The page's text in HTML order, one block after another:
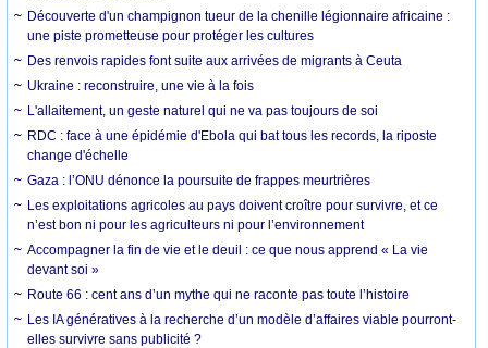
Découverte d'un champignon tueur de la chenille légionnaire africaine :
une piste prometteuse pour protéger les cultures
Des renvois rapides font suite aux arrivées de migrants à Ceuta
Ukraine : reconstruire, une vie à la fois
L'allaitement, un geste naturel qui ne va pas toujours de soi
RDC : face à une épidémie d'Ebola qui bat tous les records, la riposte
change d'échelle
Gaza : l’ONU dénonce la poursuite de frappes meurtrières
Les exploitations agricoles au pays doivent croître pour survivre, et ce
n’est bon ni pour les agriculteurs ni pour l’environnement
Accompagner la fin de vie et le deuil : ce que nous apprend « La vie
devant soi »
Route 66 : cent ans d’un mythe qui ne raconte pas toute l’histoire
Les IA génératives à la recherche d’un modèle d’affaires viable pourront-
elles survivre sans publicité ?